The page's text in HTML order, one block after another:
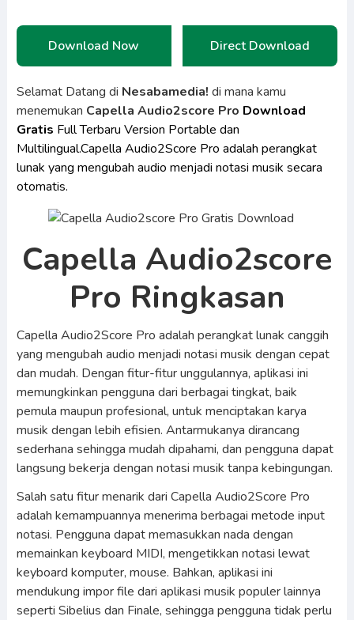
Download Now Direct Download
Selamat Datang di Nesabamedia! di mana kamu
menemukan Capella Audio2score Pro Download
Gratis Full Terbaru Version Portable dan
Multilingual.Capella Audio2Score Pro adalah perangkat
lunak yang mengubah audio menjadi notasi musik secara
otomatis.
Capella Audio2score
Pro Ringkasan
Capella Audio2Score Pro adalah perangkat lunak canggih
yang mengubah audio menjadi notasi musik dengan cepat
dan mudah. Dengan fitur-fitur unggulannya, aplikasi ini
memungkinkan pengguna dari berbagai tingkat, baik
pemula maupun profesional, untuk menciptakan karya
musik dengan lebih efisien. Antarmukanya dirancang
sederhana sehingga mudah dipahami, dan pengguna dapat
langsung bekerja dengan notasi musik tanpa kebingungan.
Salah satu fitur menarik dari Capella Audio2Score Pro
adalah kemampuannya menerima berbagai metode input
notasi. Pengguna dapat memasukkan nada dengan
memainkan keyboard MIDI, mengetikkan notasi lewat
keyboard komputer, mouse. Bahkan, aplikasi ini
mendukung impor file dari aplikasi musik populer lainnya
seperti Sibelius dan Finale, sehingga pengguna tidak perlu